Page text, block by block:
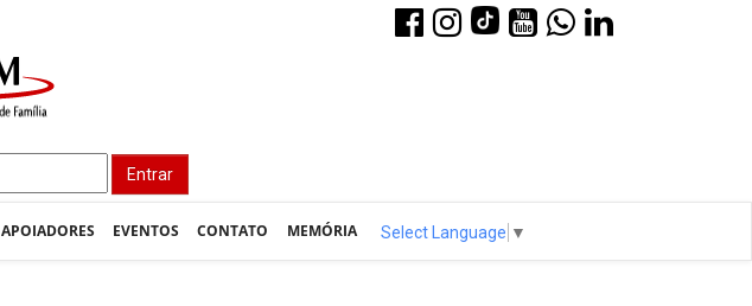
Entrar
APOIADORES EVENTOS CONTATO MEMÓRIA Select Language ▼